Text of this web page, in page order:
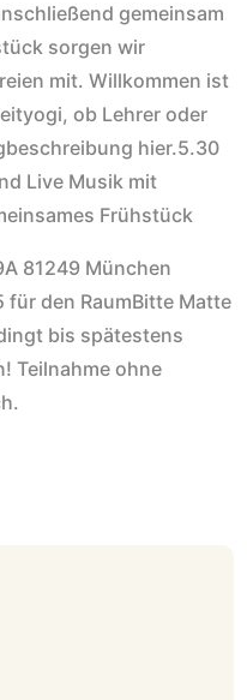
gemeinsam
sorgen wir
mit. Willkommen ist
ob Lehrer oder
hier.5.30
Live Musik mit
Frühstück
81249 München
für den RaumBitte Matte
bis spätestens
Teilnahme ohne